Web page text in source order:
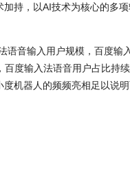
持，以AI技术为核心的多
语音输入用户规模，百度输
度输入法语音用户占比持
机器人的频频亮相足以说